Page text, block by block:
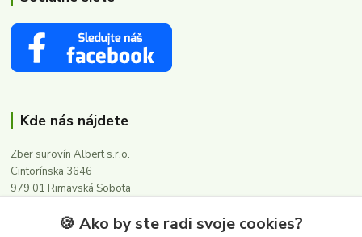
Kde nás nájdete
Zber surovín Albert s.r.o.
Cintorínska 3646
979 01 Rimavská Sobota
🍪 Ako by ste radi svoje cookies?